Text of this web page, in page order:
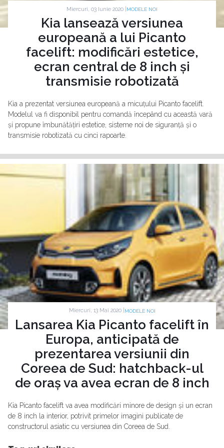
Miercuri, 03 Iunie 2020 | MODELE NOI
Kia lansează versiunea
europeană a lui Picanto
facelift: modificări estetice,
ecran central de 8 inch și
transmisie robotizată
Kia a prezentat versiunea europeană a micuțului Picanto facelift.
Modelul va fi disponibil pentru comandă începând cu această vară
și propune îmbunătățiri estetice, sisteme noi de siguranță și o
transmisie robotizată cu cinci rapoarte.
Miercuri, 13 Mai 2020 | MODELE NOI
Lansarea Kia Picanto facelift în
Europa, anticipată de
prezentarea versiunii din
Coreea de Sud: hatchback-ul
de oraș va avea ecran de 8 inch
Kia Picanto facelift va avea modificări minore de design și un ecran
de 8 inch la interior, potrivit primelor imagini publicate de
constructorul asiatic cu versiunea din Coreea de Sud.